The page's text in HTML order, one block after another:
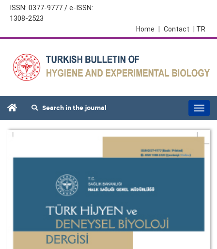
ISSN: 0377-9777 / e-ISSN:
1308-2523
| TR
Contact
Home
Search in the journal